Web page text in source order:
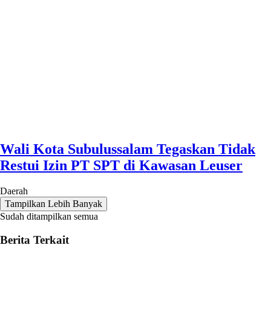
Wali Kota Subulussalam Tegaskan Tidak
Restui Izin PT SPT di Kawasan Leuser
Daerah
Tampilkan Lebih Banyak
Sudah ditampilkan semua
Berita Terkait